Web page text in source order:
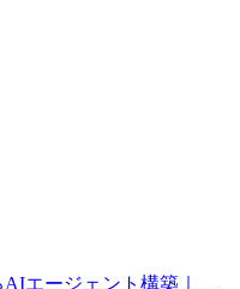
AIエージェント構築｜